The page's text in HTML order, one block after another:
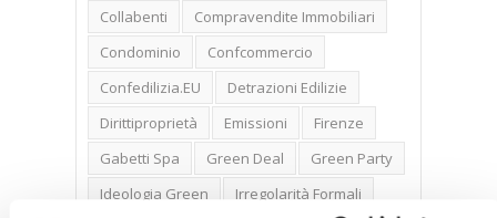
Collabenti
Compravendite Immobiliari
Condominio
Confcommercio
Confedilizia.EU
Detrazioni Edilizie
Dirittiproprietà
Emissioni
Firenze
Gabetti Spa
Green Deal
Green Party
Ideologia Green
Irregolarità Formali